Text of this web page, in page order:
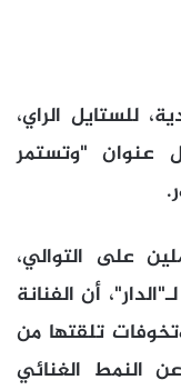
للستايل الراي،
عنوان "وتستمر
على التوالي،
أن الفنانة
تلقتها من
النمط الغنائي